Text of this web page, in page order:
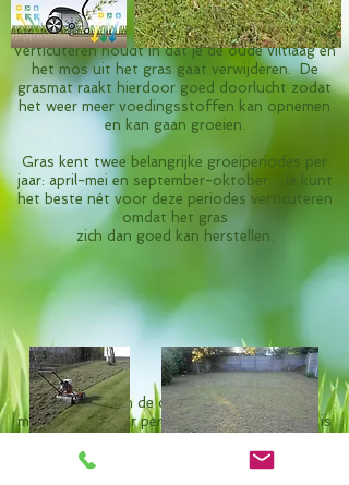
Verticuteren houdt in dat je deoude viltlaag en
het mos uit het gras gaat verwijderen. De
grasmat raakt hierdoor goed doorlucht zodat
het weer meer voedingsstoffen kan opnemen
en kan gaan groeien.
Gras kent twee belangrijke groeiperiodes per
jaar: april-mei en september-oktober. Je kunt
het beste nét voor deze periodes verticuteren
omdat het gras
zich dan goed kan herstellen.
Afhankelijk van de conditie van het gazon,
minimaal één keer per jaar; tweemaal per jaar is
Het gazon wordt op die manier voorbereid op